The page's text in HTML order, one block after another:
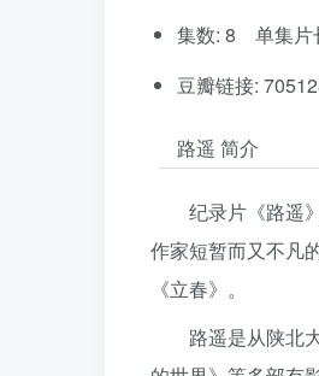
集数: 8 单集片
豆瓣链接:
路遥 简介
纪录片《路遥
作家短暂而又不凡
《立春》。
路遥是从陕北